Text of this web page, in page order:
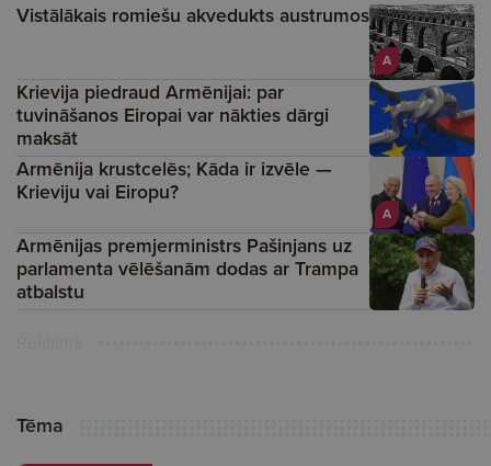
A
Vistālākais romiešu akvedukts austrumos
Krievija piedraud Armēnijai: par
tuvināšanos Eiropai var nākties dārgi
maksāt
A
Armēnija krustcelēs; Kāda ir izvēle —
Krieviju vai Eiropu?
Armēnijas premjerministrs Pašinjans uz
parlamenta vēlēšanām dodas ar Trampa
atbalstu
Tēma